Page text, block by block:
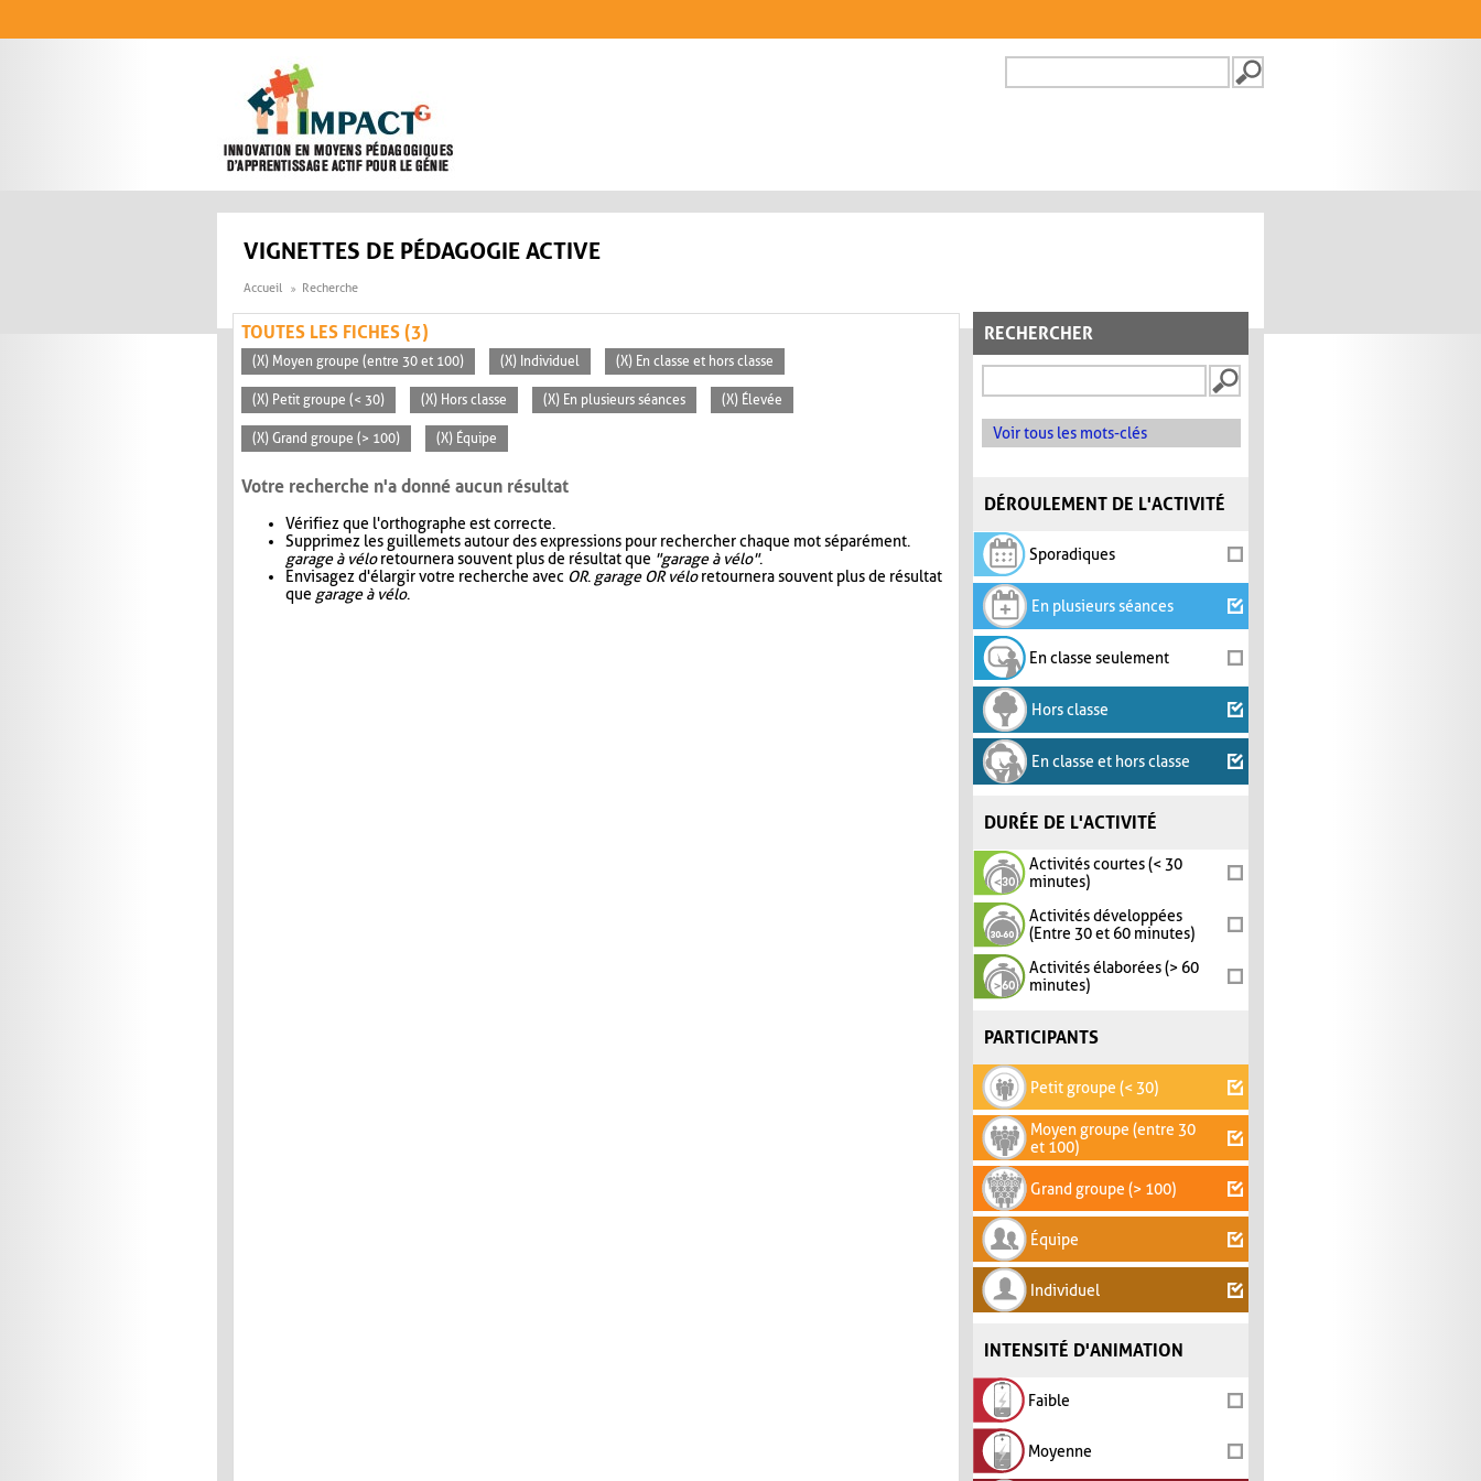
FORMULAIRE DE
VIGNETTES DE PÉDAGOGIE ACTIVE
Accueil Recherche
RECHERCHER
Voir tous les mots-clés
DÉROULEMENT DE L'ACTIVITÉ
Sporadiques
En plusieurs séances
En classe seulement
Hors classe
En classe et hors classe
DURÉE DE L'ACTIVITÉ
Activités courtes (< 30
minutes)
Activités développées
(Entre 30 et 60 minutes)
Activités élaborées (> 60
minutes)
PARTICIPANTS
Petit groupe (< 30)
Moyen groupe (entre 30
et 100)
Grand groupe (> 100)
Équipe
Individuel
INTENSITÉ D'ANIMATION
Faible
Moyenne
TOUTES LES FICHES (3)
(X) Moyen groupe (entre 30 et 100) (X) Individuel (X) En classe et hors classe
(X) Petit groupe (< 30) (X) Hors classe (X) En plusieurs séances (X) Élevée
(X) Grand groupe (> 100) (X) Équipe
Votre recherche n'a donné aucun résultat
Vérifiez que l'orthographe est correcte.
Supprimez les guillemets autour des expressions pour rechercher chaque mot séparément.
garage à véloretournera souvent plus de résultat que "garage à vélo".
Envisagez d'élargir votre recherche avec OR. garage OR véloretournera souvent plus de résultat
que garage à vélo.